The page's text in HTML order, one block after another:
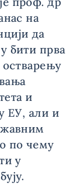
на
да
бити прва
и
ЕУ, али и
по чему
у